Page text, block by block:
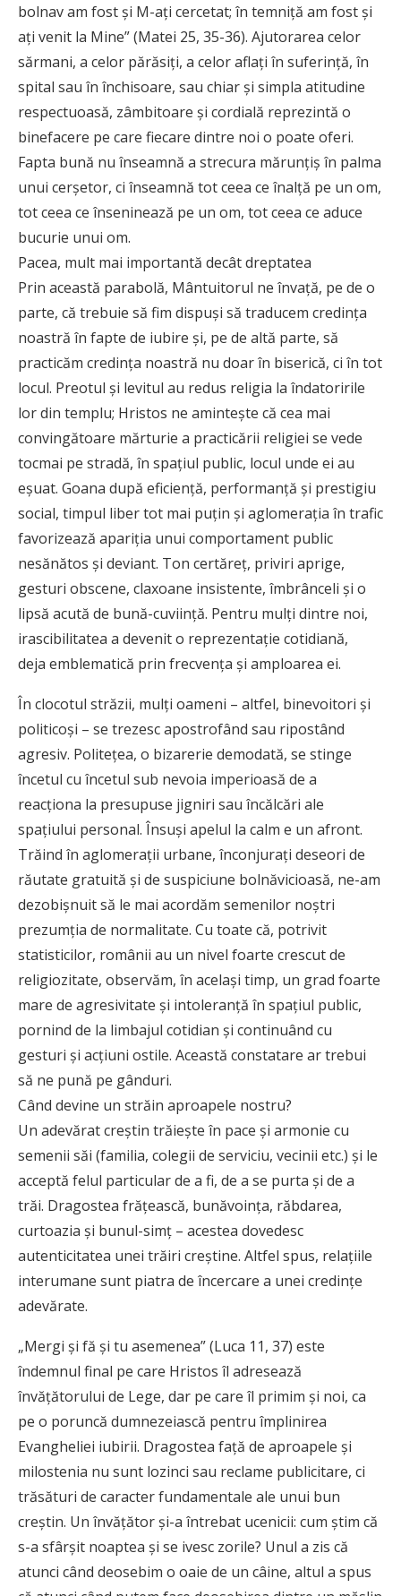
bolnav am fost și M-ați cercetat; în temniță am fost și
ați venit la Mine” (Matei 25, 35-36). Ajutorarea celor
sărmani, a celor părăsiți, a celor aflați în suferință, în
spital sau în închisoare, sau chiar și simpla atitudine
respectuoasă, zâmbitoare și cordială reprezintă o
binefacere pe care fiecare dintre noi o poate oferi.
Fapta bună nu înseamnă a strecura mărunțiș în palma
unui cerșetor, ci înseamnă tot ceea ce înalță pe un om,
tot ceea ce înseninează pe un om, tot ceea ce aduce
bucurie unui om.
Pacea, mult mai importantă decât dreptatea
Prin această parabolă, Mântuitorul ne învață, pe de o
parte, că trebuie să fim dispuşi să traducem credinţa
noastră în fapte de iubire și, pe de altă parte, să
practicăm credința noastră nu doar în biserică, ci în tot
locul. Preotul şi levitul au redus religia la îndatoririle
lor din templu; Hristos ne aminteşte că cea mai
convingătoare mărturie a practicării religiei se vede
tocmai pe stradă, în spațiul public, locul unde ei au
eşuat. Goana după efi­ciență, performanţă şi prestigiu
social, timpul liber tot mai puțin și aglomeraţia în trafic
favorizează apariţia unui comportament public
nesănătos și deviant. Ton certăreţ, priviri aprige,
gesturi ­obscene, claxoane insistente, ­îmbrânceli şi o
lipsă acută de bună-cuviinţă. Pentru mulți dintre noi,
irascibilitatea a devenit o ­reprezentaţie cotidiană,
deja ­emblematică prin frecvența și ­amploarea ei.
În clocotul străzii, mulţi oameni – altfel, binevoitori şi
politicoşi – se trezesc apostrofând sau ripostând
agresiv. Politeţea, o bizarerie demodată, se stinge
încetul cu încetul sub nevoia imperioasă de a
reacţiona la presupuse jigniri sau încălcări ale
spaţiului personal. Însuşi apelul la calm e un afront.
Trăind în aglomerații urbane, înconjuraţi deseori de
răutate gratuită şi de suspiciune bolnăvicioasă, ne-am
dezobişnuit să le mai acordăm semenilor noştri
prezumţia de normalitate. Cu toate că, potrivit
statisticilor, românii au un nivel foarte crescut de
religiozitate, observăm, în același timp, un grad foarte
mare de agresivitate și intoleranță în spațiul public,
pornind de la limbajul cotidian și continuând cu
gesturi și acțiuni ostile. Această constatare ar trebui
să ne pună pe gânduri.
Când devine un străin aproapele nostru?
Un adevărat creștin trăieşte în pace şi armonie cu
semenii săi (familia, colegii de serviciu, vecinii etc.) şi le
acceptă felul particular de a fi, de a se purta şi de a
trăi. Dragostea frăţească, bunăvoinţa, răbdarea,
curtoazia şi bunul-simţ – acestea dovedesc
autenticitatea unei trăiri creştine. Altfel spus, relaţiile
interumane sunt piatra de încercare a unei credinţe
adevărate.
„Mergi și fă și tu asemenea” (Luca 11, 37) este
îndemnul final pe care Hristos îl adresează
învățătorului de Lege, dar pe care îl primim și noi, ca
pe o poruncă dumnezeiască pentru împlinirea
Evangheliei iubirii. Dragostea față de aproapele și
milostenia nu sunt lozinci sau reclame publicitare, ci
trăsături de caracter fundamentale ale unui bun
creștin. Un învăţător și-a întrebat ucenicii: cum știm că
s-a sfârșit noaptea și se ivesc zorile? Unul a zis că
atunci când deosebim o oaie de un câine, altul a spus